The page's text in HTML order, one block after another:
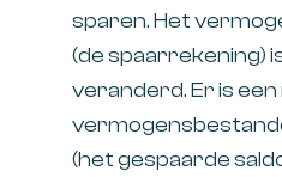
sparen. Het
(de spaarrekening)
veranderd. Er is een
(het gespaarde